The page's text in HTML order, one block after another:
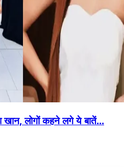
खान, लोगों कहने लगे ये बातें...